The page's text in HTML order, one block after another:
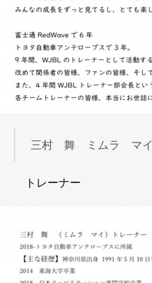
三村 舞 ミムラ マイ
トレーナー